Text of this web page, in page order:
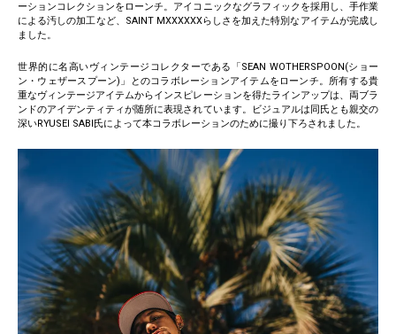
ーションコレクションをローンチ。アイコニックなグラフィックを採用し、手作業
による汚しの加工など、SAINT MXXXXXXらしさを加えた特別なアイテムが完成し
ました。
世界的に名高いヴィンテージコレクターである「SEAN WOTHERSPOON(ショー
ン・ウェザースプーン)」とのコラボレーションアイテムをローンチ。所有する貴
重なヴィンテージアイテムからインスピレーションを得たラインアップは、両ブラ
ンドのアイデンティティが随所に表現されています。ビジュアルは同氏とも親交の
深いRYUSEI SABI氏によって本コラボレーションのために撮り下ろされました。